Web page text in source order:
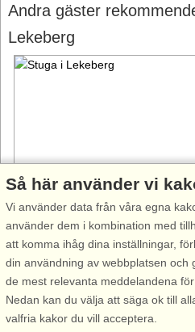
Andra gäster
Lekeberg
Stugnr: 56501
Lekeberg
6 personer, 105 m²
40 m till sjö/hav:.
Så här använder vi
Vi använder data från våra egna
använder dem i kombination med
att komma ihåg dina inställningar,
din användning av webbplatsen och
de mest relevanta meddelandena för
Nedan kan du välja att säga ok till
valfria kakor du vill acceptera.